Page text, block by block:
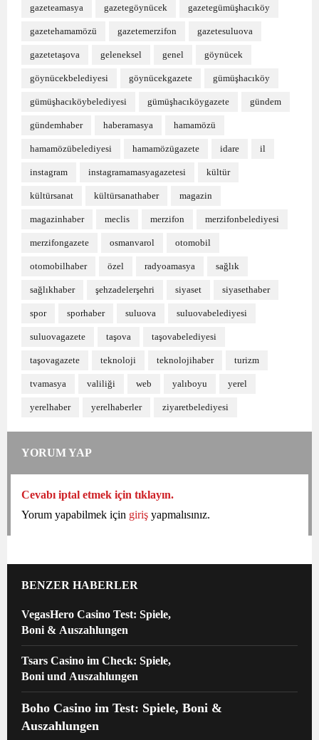
gazeteamasya gazetegöynücek gazetegümüşhacıköy
gazetehamamözü gazetemerzifon gazetesuluova
gazetetaşova geleneksel genel göynücek
göynücekbelediyesi göynücekgazete gümüşhacıköy
gümüşhacıköybelediyesi gümüşhacıköygazete gündem
gündemhaber haberamasya hamamözü
hamamözübelediyesi hamamözügazete idare il
instagram instagramamasyagazetesi kültür
kültürsanat kültürsanathaber magazin
magazinhaber meclis merzifon merzifonbelediyesi
merzifongazete osmanvarol otomobil
otomobilhaber özel radyoamasya sağlık
sağlıkhaber şehzadelerşehri siyaset siyasethaber
spor sporhaber suluova suluovabelediyesi
suluovagazete taşova taşovabelediyesi
taşovagazete teknoloji teknolojihaber turizm
tvamasya valiliği web yalıboyu yerel
yerelhaber yerelhaberler ziyaretbelediyesi
YORUM YAP
Cevabı iptal etmek için tıklayın.
Yorum yapabilmek için giriş yapmalısınız.
BENZER HABERLER
VegasHero Casino Test: Spiele,
Boni & Auszahlungen
Tsars Casino im Check: Spiele,
Boni und Auszahlungen
Boho Casino im Test: Spiele, Boni &
Auszahlungen